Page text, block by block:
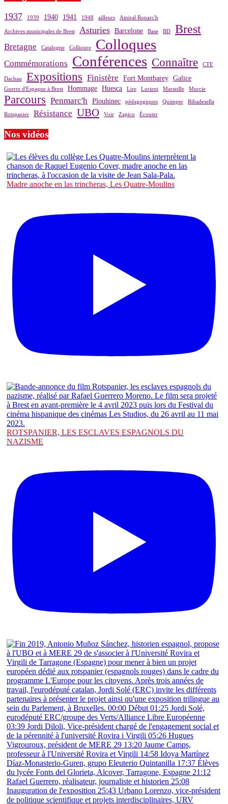
1937 1939 1940 1941 1948 ailleurs Amiral Ronarc'h
Archives municipales de Brest Asturies Barcelone Base BD Brest
Bretagne Catalogne Collioure Colloques
Commémorations Conférences Connaître CTE
Dachau Expositions Finistère Fort Montbarey Galice
Guerre d'Espagne à Brest Hommage Huesca Lire Lorient Marseille Murcie
Parcours Penmarc'h Plouhinec pédagogiques Quimper Ribadesella
Rotspanier Résistance UBO Voir Zapico Écouter
Nos vidéos
Madre anoche en las trincheras, Les Quatre-Moulins
ROTSPANIER, LES ESCLAVES ESPAGNOLS DU
NAZISME